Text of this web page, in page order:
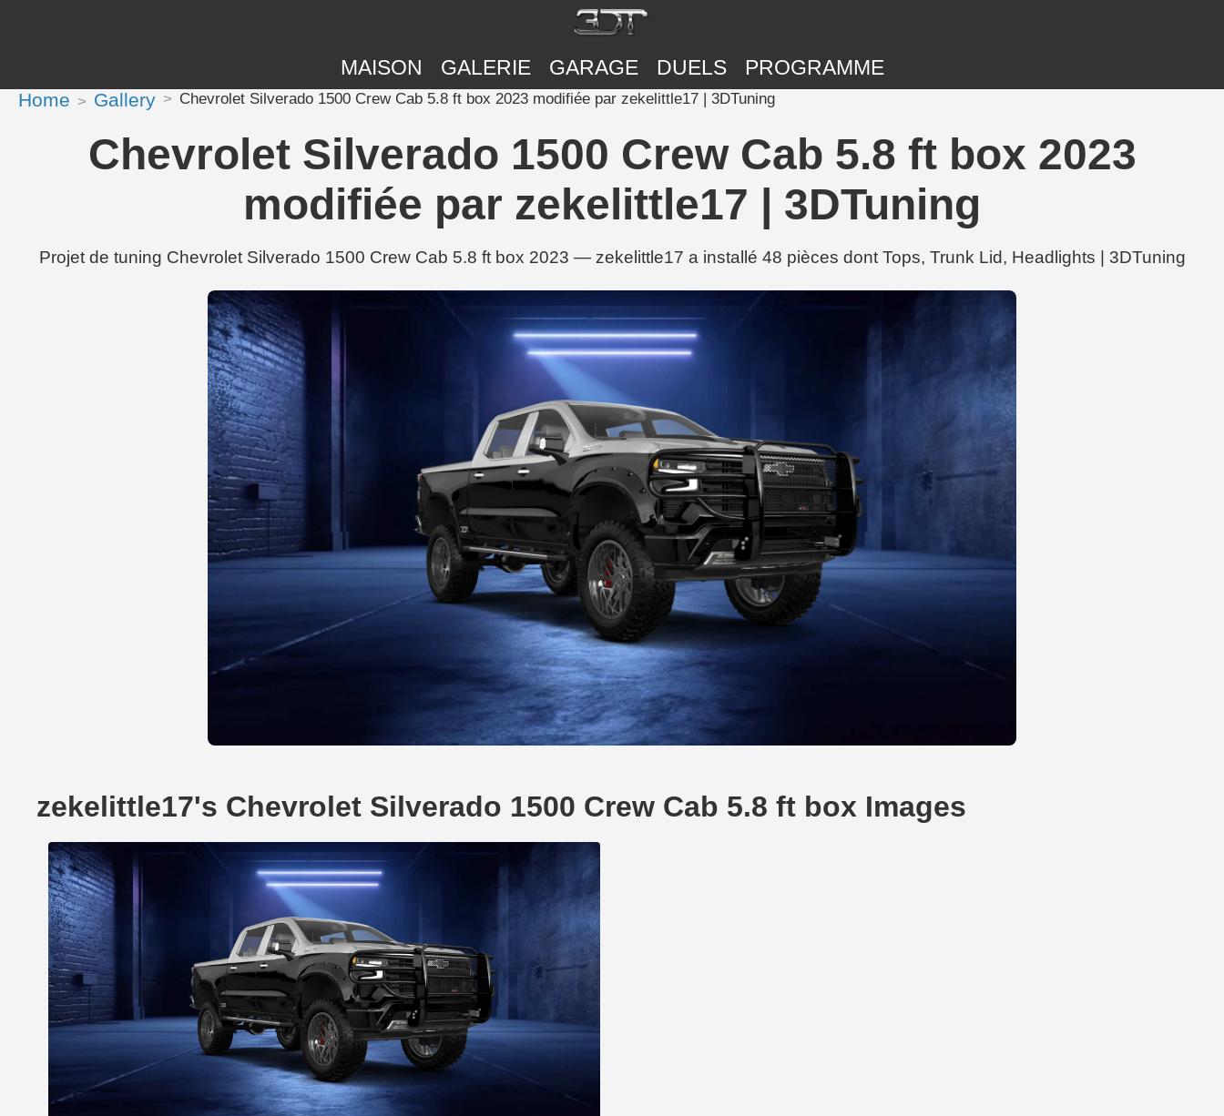
MAISON GALERIE GARAGE DUELS PROGRAMME
Home Gallery Chevrolet Silverado 1500 Crew Cab 5.8 ft box 2023 modifiée par zekelittle17 | 3DTuning
Chevrolet Silverado 1500 Crew Cab 5.8 ft box 2023
modifiée par zekelittle17 | 3DTuning
Projet de tuning Chevrolet Silverado 1500 Crew Cab 5.8 ft box 2023 — zekelittle17 a installé 48 pièces dont Tops, Trunk Lid, Headlights | 3DTuning
zekelittle17's Chevrolet Silverado 1500 Crew Cab 5.8 ft box Images